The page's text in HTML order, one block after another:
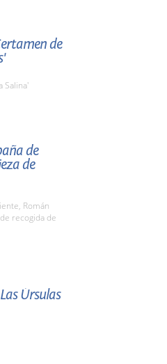
de
Salina'
de
de
Román
recogida de
Úrsulas